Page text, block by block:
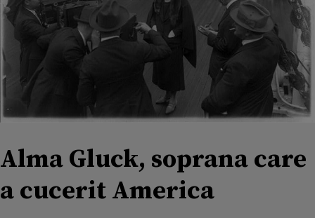
Alma Gluck, soprana care
a cucerit America